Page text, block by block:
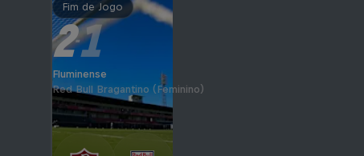
Fim de Jogo
2-1
Fluminense
Red Bull Bragantino (Feminino)